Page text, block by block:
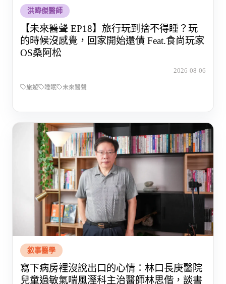
洪暐傑醫師
【未來醫聲 EP18】旅行玩到捨不得睡？玩
的時候沒感覺，回家開始還債 Feat.食尚玩家
OS桑阿松
2026-08-06
旅遊 睡眠 未來醫聲
敘事醫學
寫下病房裡沒說出口的心情：林口長庚醫院
兒童過敏氣喘風溼科主治醫師林思偕，談書